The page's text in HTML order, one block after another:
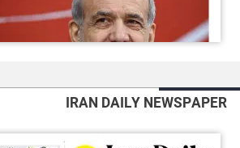
IRAN DAILY NEWSPAPER